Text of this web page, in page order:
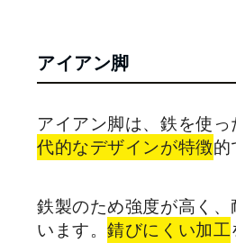
アイアン脚
アイアン脚は、鉄を使っ
代的なデザインが特徴的
鉄製のため強度が高く、
います。錆びにくい加工